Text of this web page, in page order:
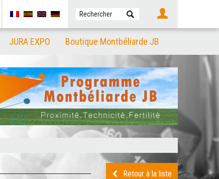
JURA EXPO Boutique Montbéliarde JB
Retour à la liste